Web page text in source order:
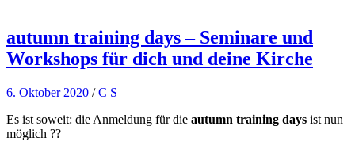
autumn training days – Seminare und
Workshops für dich und deine Kirche
6. Oktober 2020 /C S
Es ist soweit: die Anmeldung für die autumn training days ist nun
möglich ??